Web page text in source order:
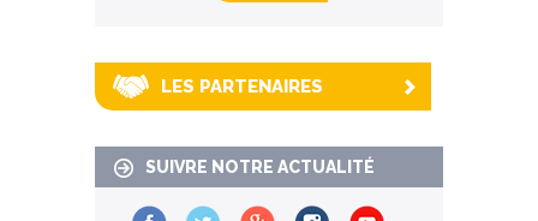
LES PARTENAIRES
SUIVRE NOTRE ACTUALITÉ